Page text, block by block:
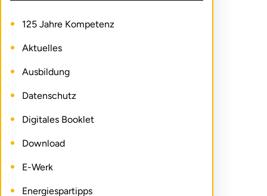
125 Jahre Kompetenz
Aktuelles
Ausbildung
Datenschutz
Digitales Booklet
Download
E-Werk
Energiespartipps